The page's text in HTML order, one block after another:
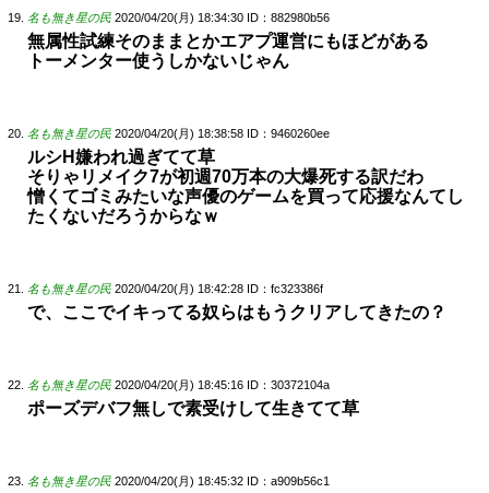
名も無き星の民 2020/04/20(月) 18:34:30 ID：882980b56
無属性試練そのままとかエアプ運営にもほどがある
トーメンター使うしかないじゃん
名も無き星の民 2020/04/20(月) 18:38:58 ID：9460260ee
ルシH嫌われ過ぎてて草
そりゃリメイク7が初週70万本の大爆死する訳だわ
憎くてゴミみたいな声優のゲームを買って応援なんてし
たくないだろうからなｗ
名も無き星の民 2020/04/20(月) 18:42:28 ID：fc323386f
で、ここでイキってる奴らはもうクリアしてきたの？
名も無き星の民 2020/04/20(月) 18:45:16 ID：30372104a
ポーズデバフ無しで素受けして生きてて草
名も無き星の民 2020/04/20(月) 18:45:32 ID：a909b56c1